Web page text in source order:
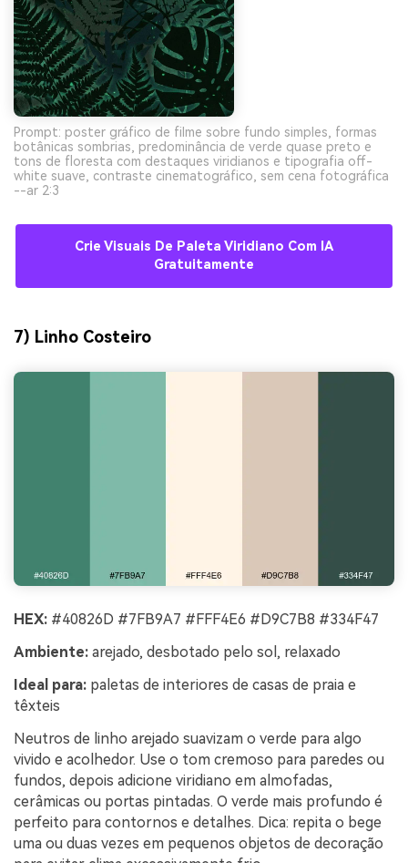
Prompt: poster gráfico de filme sobre fundo simples, formas
botânicas sombrias, predominância de verde quase preto e
tons de floresta com destaques viridianos e tipografia off-
white suave, contraste cinematográfico, sem cena fotográfica
--ar 2:3
Crie Visuais De Paleta Viridiano Com IA
Gratuitamente
7) Linho Costeiro
HEX: #40826D #7FB9A7 #FFF4E6 #D9C7B8 #334F47
Ambiente: arejado, desbotado pelo sol, relaxado
Ideal para: paletas de interiores de casas de praia e
têxteis
Neutros de linho arejado suavizam o verde para algo
vivido e acolhedor. Use o tom cremoso para paredes ou
fundos, depois adicione viridiano em almofadas,
cerâmicas ou portas pintadas. O verde mais profundo é
perfeito para contornos e detalhes. Dica: repita o bege
uma ou duas vezes em pequenos objetos de decoração